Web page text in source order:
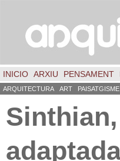
INICIO ARXIU PENSAMENT
ARQUITECTURA ART PAISATGISME
Sinthian,